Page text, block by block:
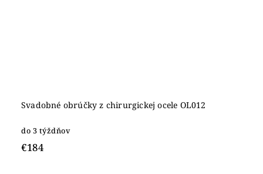
Svadobné obrúčky z chirurgickej ocele OL012
do 3 týždňov
€184